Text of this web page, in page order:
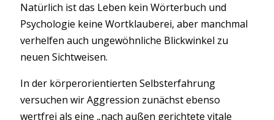
Natürlich ist das Leben kein Wörterbuch und
Psychologie keine Wortklauberei, aber manchmal
verhelfen auch ungewöhnliche Blickwinkel zu
neuen Sichtweisen.
In der körperorientierten Selbsterfahrung
versuchen wir Aggression zunächst ebenso
wertfrei als eine „nach außen gerichtete vitale